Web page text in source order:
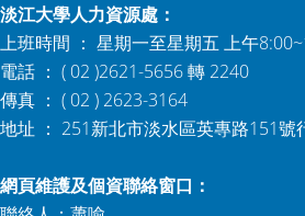
淡江大學人力資源處：
上班時間 ： 星期一至星期五 上午
電話 ： ( 02 )2621-5656 轉 2240
傳真 ： ( 02 ) 2623-3164
地址 ： 251新北市淡水區英專路151號
網頁維護及個資聯絡窗口：